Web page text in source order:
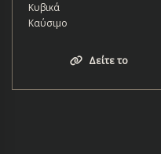
Κυβικά
Καύσιμο
Δείτε το